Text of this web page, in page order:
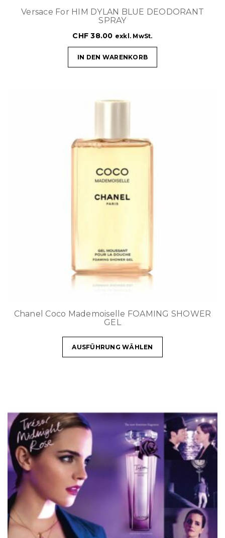
Versace For HIM DYLAN BLUE DEODORANT
SPRAY
CHF 38.00 exkl. MwSt.
IN DEN WARENKORB
Chanel Coco Mademoiselle FOAMING SHOWER
GEL
AUSFÜHRUNG WÄHLEN